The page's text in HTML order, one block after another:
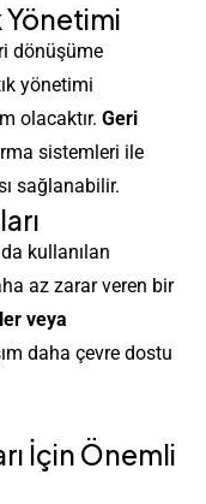
Yönetimi
dönüşüme
yönetimi
olacaktır. Geri
sistemleri ile
sağlanabilir.
kullanılan
az zarar veren bir
veya
daha çevre dostu
İçin Önemli
Geç